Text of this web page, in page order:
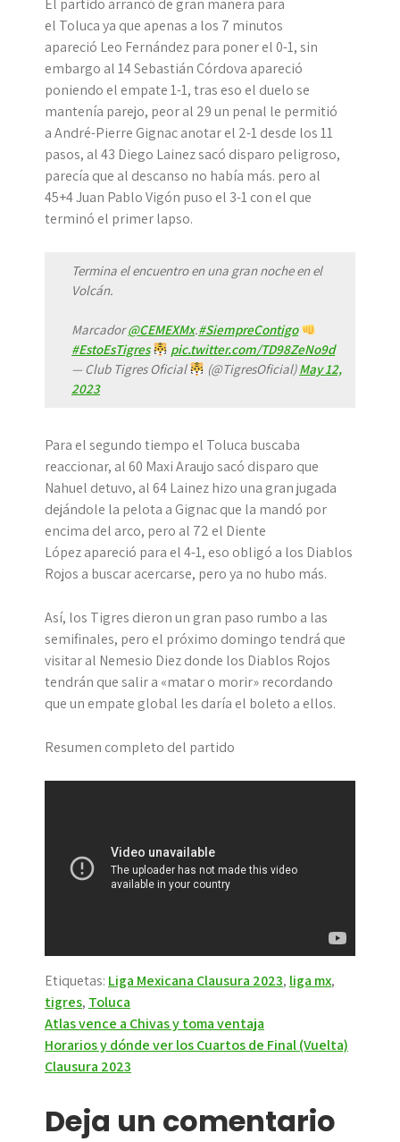
El partido arrancó de gran manera para
el Toluca ya que apenas a los 7 minutos
apareció Leo Fernández para poner el 0-1, sin
embargo al 14 Sebastián Córdova apareció
poniendo el empate 1-1, tras eso el duelo se
mantenía parejo, peor al 29 un penal le permitió
a André-Pierre Gignac anotar el 2-1 desde los 11
pasos, al 43 Diego Lainez sacó disparo peligroso,
parecía que al descanso no había más. pero al
45+4 Juan Pablo Vigón puso el 3-1 con el que
terminó el primer lapso.
Termina el encuentro en una gran noche en el
Volcán.
Marcador@CEMEXMx.#SiempreContigo
#EstoEsTigres
pic.twitter.com/TD98ZeNo9d
— Club Tigres Oficial
(@TigresOficial)May 12,
2023
Para el segundo tiempo el Toluca buscaba
reaccionar, al 60 Maxi Araujo sacó disparo que
Nahuel detuvo, al 64 Lainez hizo una gran jugada
dejándole la pelota a Gignac que la mandó por
encima del arco, pero al 72 el Diente
López apareció para el 4-1, eso obligó a los Diablos
Rojos a buscar acercarse, pero ya no hubo más.
Así, los Tigres dieron un gran paso rumbo a las
semifinales, pero el próximo domingo tendrá que
visitar al Nemesio Diez donde los Diablos Rojos
tendrán que salir a «matar o morir» recordando
que un empate global les daría el boleto a ellos.
Resumen completo del partido
Etiquetas: Liga Mexicana Clausura 2023, liga mx,
tigres, Toluca
Navegación
de
entradas
Atlas vence a Chivas y toma ventaja
Horarios y dónde ver los Cuartos de Final (Vuelta)
Clausura 2023
Deja un comentario